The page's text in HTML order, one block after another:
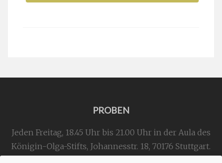
PROBEN
Jeden Freitag, 18.45 Uhr bis 21.00 Uhr in der Aula des
Königin-Olga-Stifts, Johannesstr. 18, 70176 Stuttgart.